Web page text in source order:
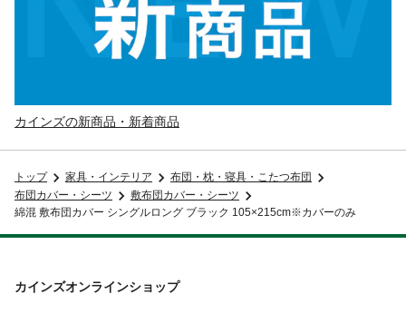
カインズの新商品・新着商品
トップ 家具・インテリア
布団・枕・寝具・こたつ布団
布団カバー・シーツ
敷布団カバー・シーツ
綿混 敷布団カバー シングルロング ブラック 105×215cm※カバーのみ
カインズオンラインショップ